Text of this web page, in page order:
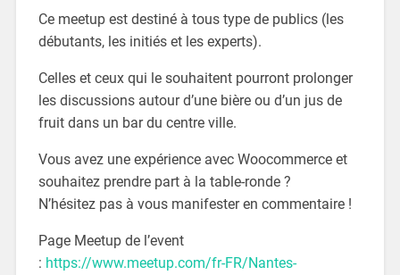
Ce meetup est destiné à tous type de publics (les
débutants, les initiés et les experts).
Celles et ceux qui le souhaitent pourront prolonger
les discussions autour d’une bière ou d’un jus de
fruit dans un bar du centre ville.
Vous avez une expérience avec Woocommerce et
souhaitez prendre part à la table-ronde ?
N’hésitez pas à vous manifester en commentaire !
Page Meetup de l’event
: https://www.meetup.com/fr-FR/Nantes-